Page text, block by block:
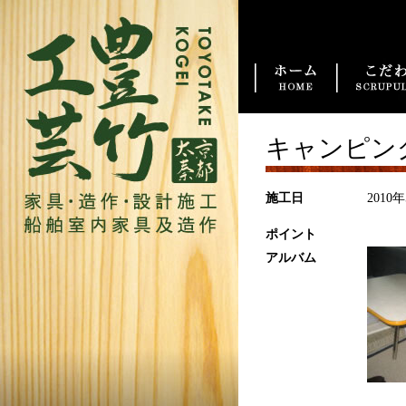
キャンピン
施工日 2010
ポイント
アルバム
トップ